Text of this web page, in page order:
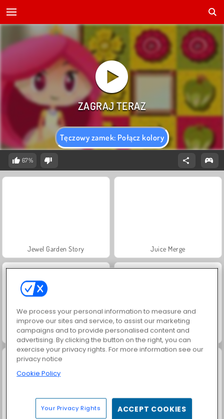
Tęczowy zamek: Połącz kolory
67%
Jewel Garden Story Juice Merge
Grand Mahjong Connect Harvest Honors
We process your personal information to measure and
improve our sites and service, to assist our marketing
campaigns and to provide personalised content and
advertising. By clicking the button on the right, you can
exercise your privacy rights. For more information see our
privacy notice
Cookie Policy
Your Privacy Rights ACCEPT COOKIES